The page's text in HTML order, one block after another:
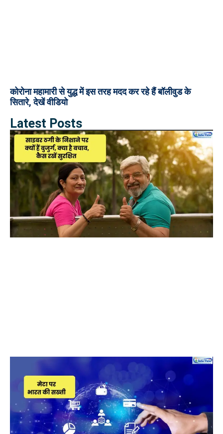
कोरोना महामारी से युद्ध में इस तरह मदद कर रहे हैं बॉलीवुड के
सितारे, देखें वीडियो
Latest Posts